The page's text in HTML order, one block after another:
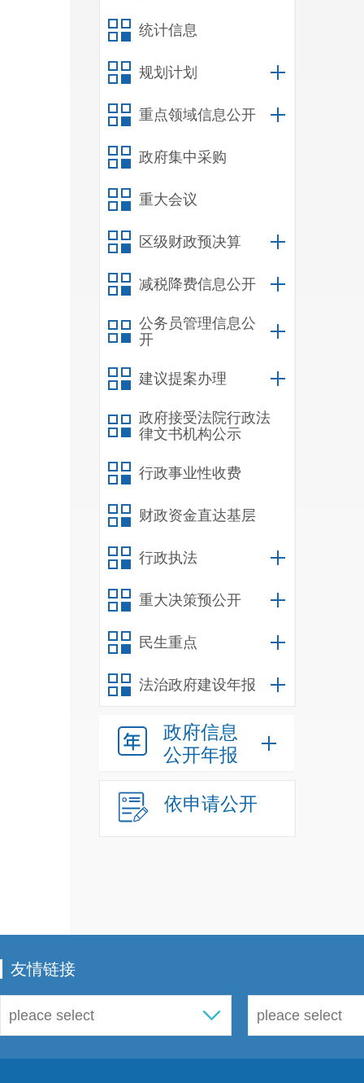
统计信息
规划计划
重点领域信息公开
政府集中采购
重大会议
区级财政预决算
减税降费信息公开
公务员管理信息公
开
建议提案办理
政府接受法院行政法
律文书机构公示
行政事业性收费
财政资金直达基层
行政执法
重大决策预公开
民生重点
法治政府建设年报
政府信息
公开年报
依申请公开
友情链接